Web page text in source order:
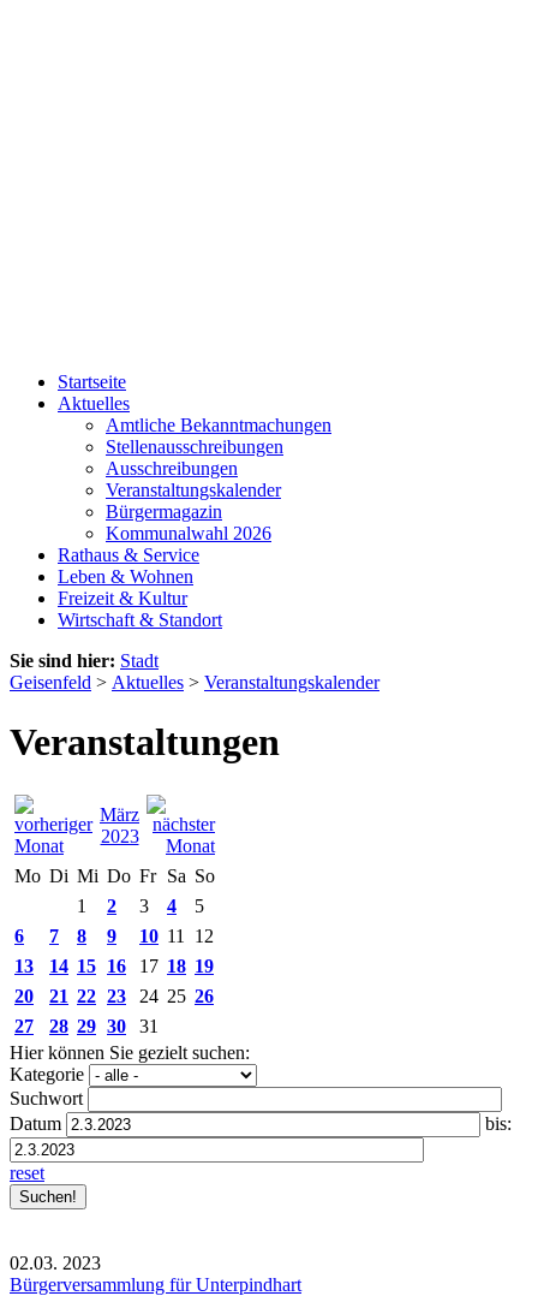
Startseite
Aktuelles
Amtliche Bekanntmachungen
Stellenausschreibungen
Ausschreibungen
Veranstaltungskalender
Bürgermagazin
Kommunalwahl 2026
Rathaus & Service
Leben & Wohnen
Freizeit & Kultur
Wirtschaft & Standort
Sie sind hier: Stadt
Geisenfeld > Aktuelles > Veranstaltungskalender
Veranstaltungen
März
2023
Mo Di Mi Do Fr Sa So
1
2 3 4
5
6
7 8 9 10 11
12
13
14 15 16 17 18 19
20
21 22 23 24 25 26
27
28 29 30
31
Hier können Sie gezielt suchen:
Kategorie
Suchwort
Datum
bis:
reset
02.03. 2023
Bürgerversammlung für Unterpindhart